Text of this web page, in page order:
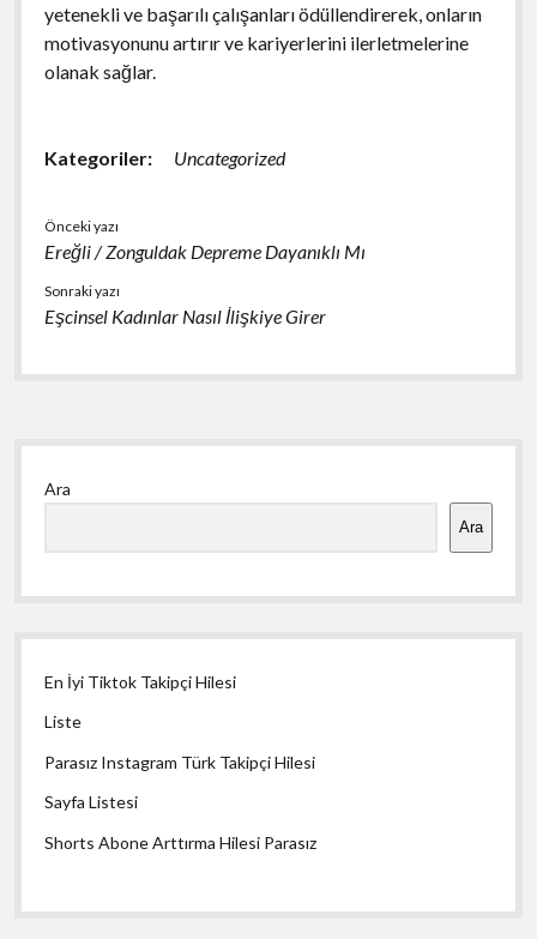
yetenekli ve başarılı çalışanları ödüllendirerek, onların
motivasyonunu artırır ve kariyerlerini ilerletmelerine
olanak sağlar.
Kategoriler: Uncategorized
Önceki yazı
Ereğli / Zonguldak Depreme Dayanıklı Mı
Sonraki yazı
Eşcinsel Kadınlar Nasıl İlişkiye Girer
Yan
Menü
Ara
Ara
En İyi Tiktok Takipçi Hilesi
Liste
Parasız Instagram Türk Takipçi Hilesi
Sayfa Listesi
Shorts Abone Arttırma Hilesi Parasız